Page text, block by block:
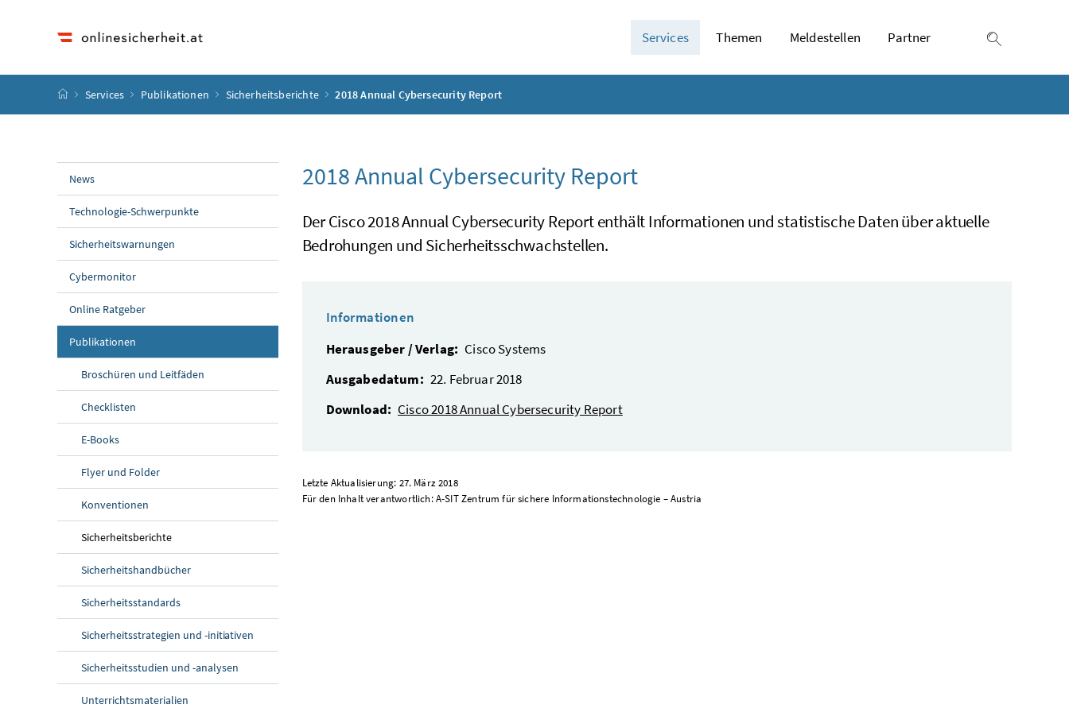
Services Themen Meldestellen Partner
Startseite
Services Publikationen Sicherheitsberichte 2018 Annual Cybersecurity Report
News
Technologie-Schwerpunkte
Sicherheitswarnungen
Cybermonitor
Online Ratgeber
Publikationen
Broschüren und Leitfäden
Checklisten
E-Books
Flyer und Folder
Konventionen
Sicherheitsberichte
Sicherheitshandbücher
Sicherheitsstandards
Sicherheitsstrategien und -initiativen
Sicherheitsstudien und -analysen
Unterrichtsmaterialien
2018Annual Cybersecurity Report
Der Cisco 2018 Annual Cybersecurity Report enthält Informationen und statistische Daten über aktuelle
Bedrohungen und Sicherheitsschwachstellen.
Informationen
Herausgeber / Verlag: Cisco Systems
Ausgabedatum: 22. Februar 2018
Download: Cisco 2018 Annual Cybersecurity Report
Letzte Aktualisierung: 27. März 2018
Für den Inhalt verantwortlich: A-SIT Zentrum für sichere Informationstechnologie – Austria